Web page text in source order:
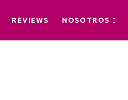
REVIEWS NOSOTROS